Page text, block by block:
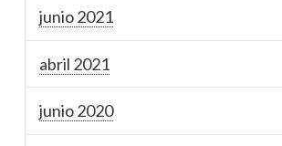
junio 2021
abril 2021
junio 2020